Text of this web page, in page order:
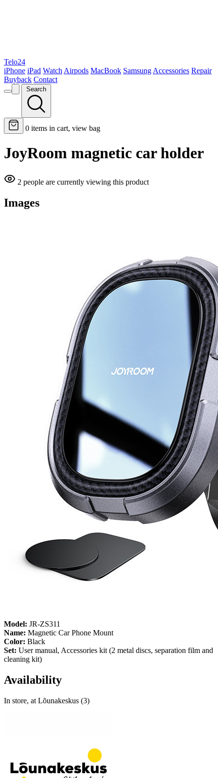
Telo24
iPhone iPad Watch Airpods MacBook Samsung Accessories Repair
Buyback Contact
Search
0 items in cart, view bag
JoyRoom magnetic car holder
2 people are currently viewing this product
Images
Model: JR-ZS311
Name: Magnetic Car Phone Mount
Color: Black
Set: User manual, Accessories kit (2 metal discs, separation film and
cleaning kit)
Availability
In store, at Lõunakeskus (3)